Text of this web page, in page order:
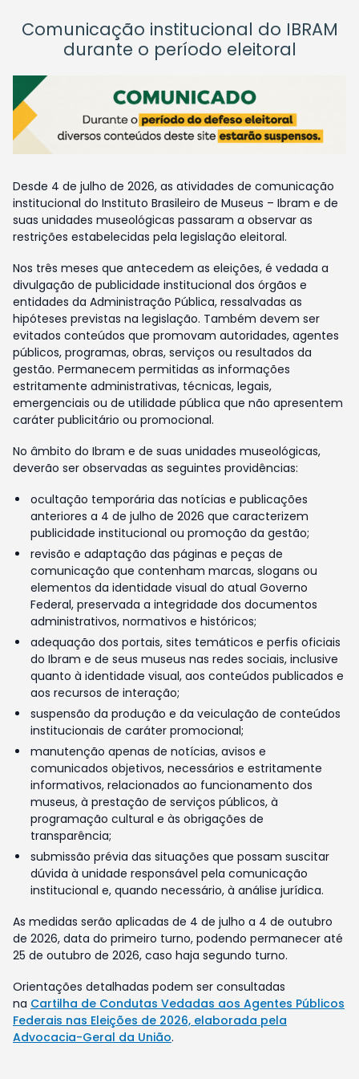
Comunicação institucional do IBRAM
durante o período eleitoral
Desde 4 de julho de 2026, as atividades de comunicação
institucional do Instituto Brasileiro de Museus – Ibram e de
suas unidades museológicas passaram a observar as
restrições estabelecidas pela legislação eleitoral.
Nos três meses que antecedem as eleições, é vedada a
divulgação de publicidade institucional dos órgãos e
entidades da Administração Pública, ressalvadas as
hipóteses previstas na legislação. Também devem ser
evitados conteúdos que promovam autoridades, agentes
públicos, programas, obras, serviços ou resultados da
gestão. Permanecem permitidas as informações
estritamente administrativas, técnicas, legais,
emergenciais ou de utilidade pública que não apresentem
caráter publicitário ou promocional.
No âmbito do Ibram e de suas unidades museológicas,
deverão ser observadas as seguintes providências:
ocultação temporária das notícias e publicações
anteriores a 4 de julho de 2026 que caracterizem
publicidade institucional ou promoção da gestão;
revisão e adaptação das páginas e peças de
comunicação que contenham marcas, slogans ou
elementos da identidade visual do atual Governo
Federal, preservada a integridade dos documentos
administrativos, normativos e históricos;
adequação dos portais, sites temáticos e perfis oficiais
do Ibram e de seus museus nas redes sociais, inclusive
quanto à identidade visual, aos conteúdos publicados e
aos recursos de interação;
suspensão da produção e da veiculação de conteúdos
institucionais de caráter promocional;
manutenção apenas de notícias, avisos e
comunicados objetivos, necessários e estritamente
informativos, relacionados ao funcionamento dos
museus, à prestação de serviços públicos, à
programação cultural e às obrigações de
transparência;
submissão prévia das situações que possam suscitar
dúvida à unidade responsável pela comunicação
institucional e, quando necessário, à análise jurídica.
As medidas serão aplicadas de 4 de julho a 4 de outubro
de 2026, data do primeiro turno, podendo permanecer até
25 de outubro de 2026, caso haja segundo turno.
Orientações detalhadas podem ser consultadas
na Cartilha de Condutas Vedadas aos Agentes Públicos
Federais nas Eleições de 2026, elaborada pela
Advocacia-Geral da União.